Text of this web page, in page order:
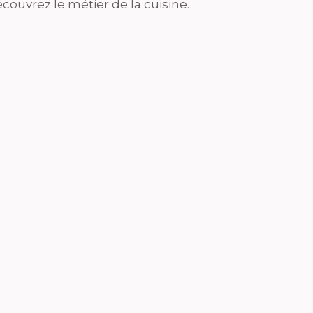
le métier de la cuisine.